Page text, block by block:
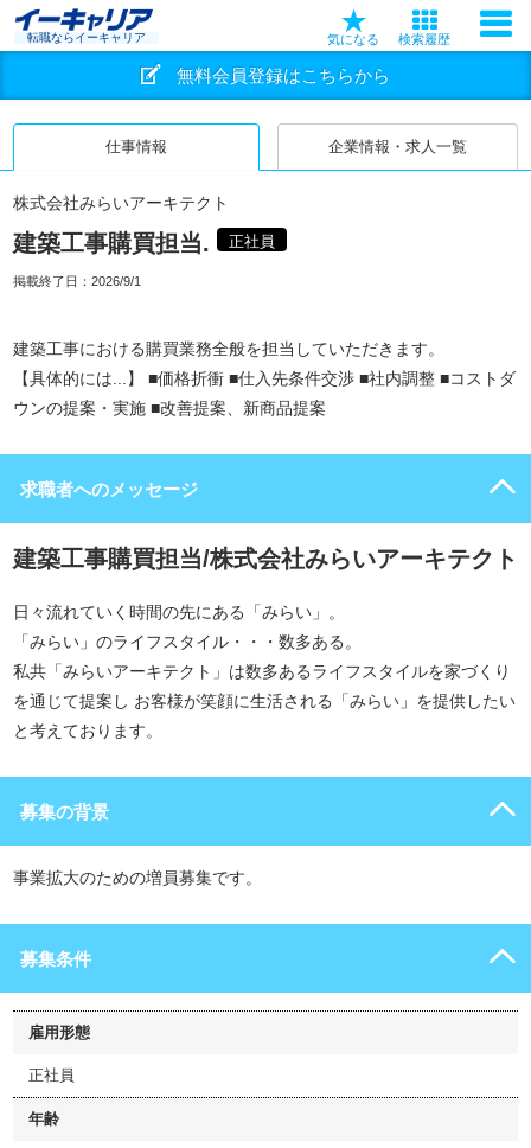
転職ならイーキャリア 気になる 検索履歴
無料会員登録はこちらから
仕事情報 企業情報・求人一覧
株式会社みらいアーキテクト
建築工事購買担当. 正社員
掲載終了日： 2026/9/1
建築工事における購買業務全般を担当していただきます。
【具体的には...】 ■価格折衝 ■仕入先条件交渉 ■社内調整 ■コストダ
ウンの提案・実施 ■改善提案、新商品提案
求職者へのメッセージ
建築工事購買担当/株式会社みらいアーキテクト
日々流れていく時間の先にある「みらい」。
「みらい」のライフスタイル・・・数多ある。
私共「みらいアーキテクト」は数多あるライフスタイルを家づくり
を通じて提案し お客様が笑顔に生活される「みらい」を提供したい
と考えております。
募集の背景
事業拡大のための増員募集です。
募集条件
雇用形態
正社員
年齢